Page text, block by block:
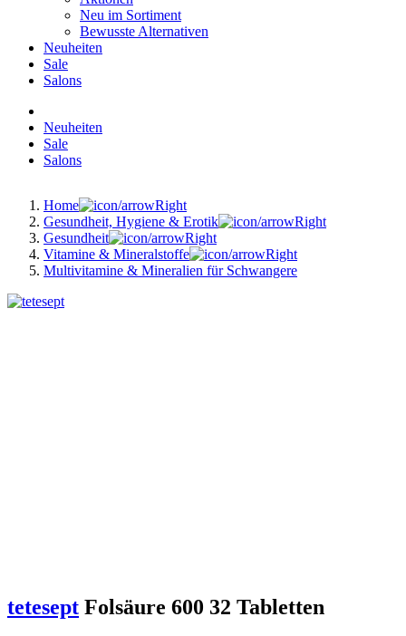
Neu im Sortiment
Bewusste Alternativen
Neuheiten
Sale
Salons
Neuheiten
Sale
Salons
Home
Gesundheit, Hygiene & Erotik
Gesundheit
Vitamine & Mineralstoffe
Multivitamine & Mineralien für Schwangere
tetesept Folsäure 600 32 Tabletten